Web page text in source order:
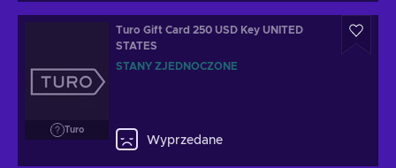
Turo
Turo Gift Card 250 USD Key UNITED
STATES
STANY ZJEDNOCZONE
Wyprzedane